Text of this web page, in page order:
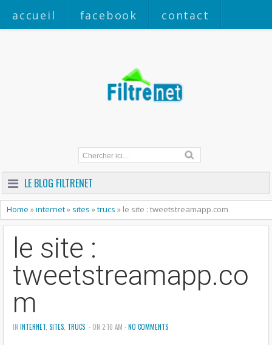
accueil facebook contact
LE BLOG FILTRENET
Home »internet» sites »trucs » le site : tweetstreamapp.com
le site :
tweetstreamapp.co
m
IN INTERNET SITES TRUCS - ON 2:10 AM -NO COMMENTS